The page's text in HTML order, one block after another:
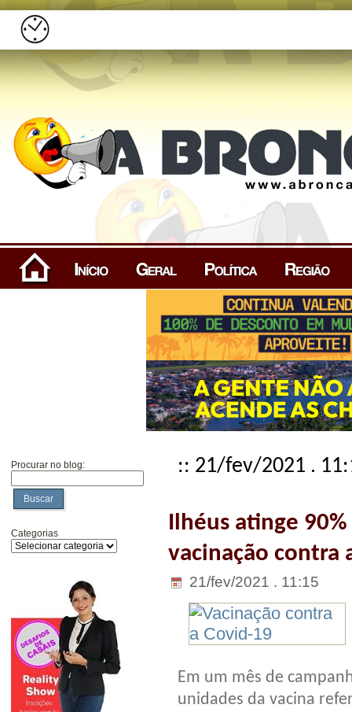
Procurar no blog:
Buscar
Categorias
:: 21/fev/2021 .
Ilhéus atinge
vacinação contra
21/fev/2021 . 11:15
Em um mês de
unidades da vacina